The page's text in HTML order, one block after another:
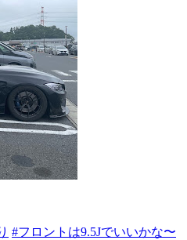
#フロントは9.5Jでいいかな〜